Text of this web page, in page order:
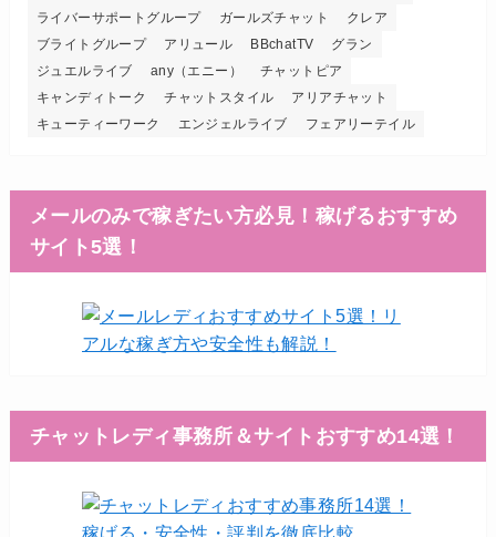
ライバーサポートグループ
ガールズチャット
クレア
ブライトグループ
アリュール BBchatTV
グラン
ジュエルライブ
any（エニー）
チャットピア
キャンディトーク
チャットスタイル
アリアチャット
キューティーワーク
エンジェルライブ フェアリーテイル
メールのみで稼ぎたい方必見！稼げるおすすめ
サイト5選！
チャットレディ事務所＆サイトおすすめ14選！